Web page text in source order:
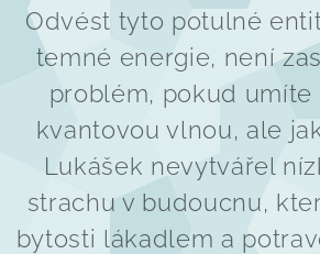
Odvést tyto potulné
temné energie, není
problém, pokud umíte
kvantovou vlnou, ale
Lukášek nevytvářel
strachu v budoucnu,
bytosti lákadlem a